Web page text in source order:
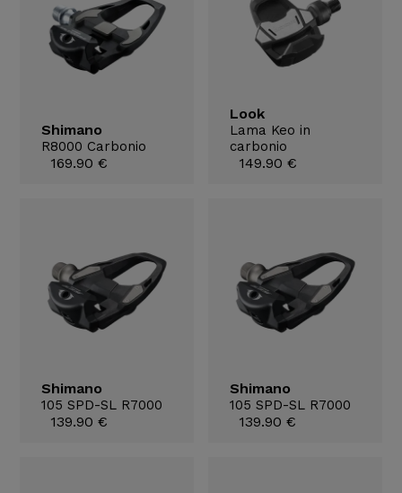
Shimano
R8000 Carbonio
169.90 €
Look
Lama Keo in
carbonio
149.90 €
Shimano
105 SPD-SL R7000
139.90 €
Shimano
105 SPD-SL R7000
139.90 €